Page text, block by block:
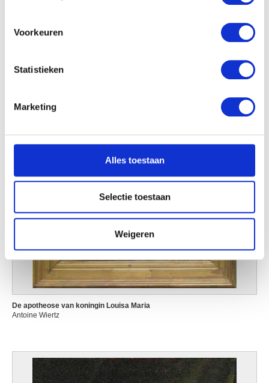
locatie, die tot een paar meter nauwkeurig kan zijn
scannen op specifieke eigenschappen (fingerprinting)
detailgedeeltein.
U kunt uw toestemming op elk moment wijzigen of
We gebruiken cookies om content en advertenties te
personaliseren, om functies voor social media te bieden
en om ons websiteverkeer te analyseren. Ook delen we
informatie over uw gebruik van onze site met onze
partners voor social media, adverteren en analyse. Deze
verzameld op basis van uw gebruik van hun services.
Voorkeuren
Statistieken
Marketing
Alles toestaan
Selectie toestaan
Weigeren
De apotheose van koningin Louisa Maria
Antoine Wiertz